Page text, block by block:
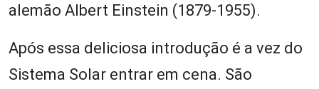
alemão Albert Einstein (1879-1955).
Após essa deliciosa introdução é a vez do
Sistema Solar entrar em cena. São